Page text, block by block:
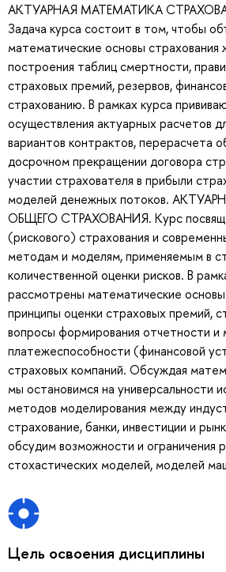
АКТУАРНАЯ МАТЕМАТИКА
Задача курса состоит в том, чтобы
математические основы страхования
построения таблиц смертности,
страховых премий, резервов,
страхованию. В рамках курса
осуществления актуарных расчетов
вариантов контрактов, перерасчета
досрочном прекращении договора
участии страхователя в прибыли
моделей денежных потоков.
ОБЩЕГО СТРАХОВАНИЯ. Курс
(рискового) страхования и
методам и моделям, применяемым в
количественной оценки рисков. В
рассмотрены математические
принципы оценки страховых премий,
вопросы формирования отчетности и
платежеспособности (финансовой
страховых компаний. Обсуждая
мы остановимся на универсальности
методов моделирования между
страхование, банки, инвестиции и
обсудим возможности и ограничения
стохастических моделей, моделей
Цель освоения дисциплины